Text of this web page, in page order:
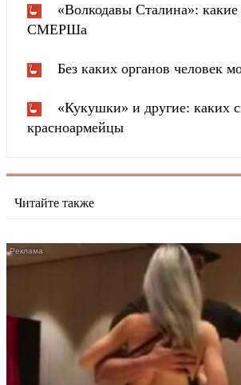
«Волкодавы Сталина»:
СМЕРШа
Без каких органов человек
«Кукушки» и другие: каких
красноармейцы
Читайте также